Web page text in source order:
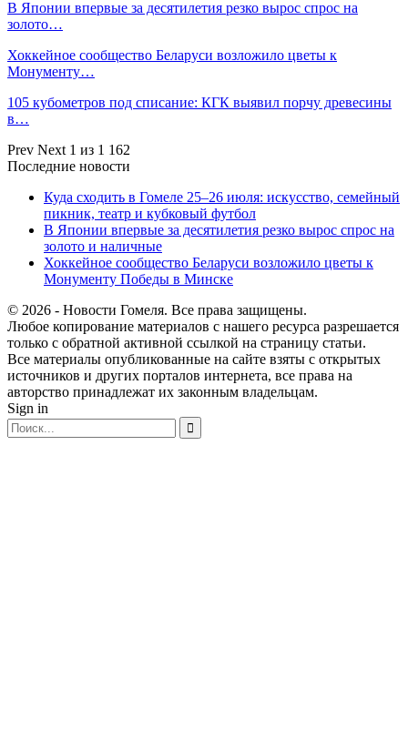
В Японии впервые за десятилетия резко вырос спрос на
золото…
Хоккейное сообщество Беларуси возложило цветы к
Монументу…
105 кубометров под списание: КГК выявил порчу древесины
в…
Prev Next 1 из 1 162
Последние новости
Куда сходить в Гомеле 25–26 июля: искусство, семейный
пикник, театр и кубковый футбол
В Японии впервые за десятилетия резко вырос спрос на
золото и наличные
Хоккейное сообщество Беларуси возложило цветы к
Монументу Победы в Минске
© 2026 - Новости Гомеля. Все права защищены.
Любое копирование материалов с нашего ресурса разрешается
только с обратной активной ссылкой на страницу статьи.
Все материалы опубликованные на сайте взяты с открытых
источников и других порталов интернета, все права на
авторство принадлежат их законным владельцам.
Sign in